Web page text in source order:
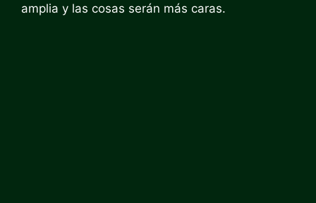
amplia y las cosas serán más caras.